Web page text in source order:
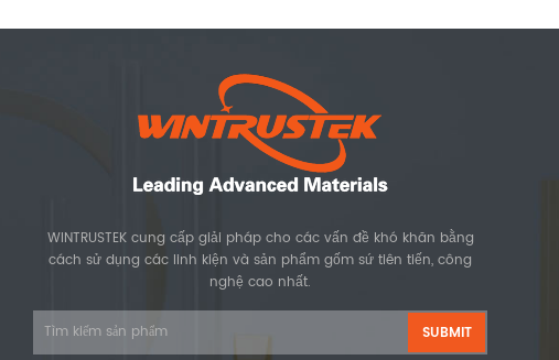
WINTRUSTEK cung cấp giải pháp cho các vấn đề khó khăn bằng
cách sử dụng các linh kiện và sản phẩm gốm sứ tiên tiến, công
nghệ cao nhất.